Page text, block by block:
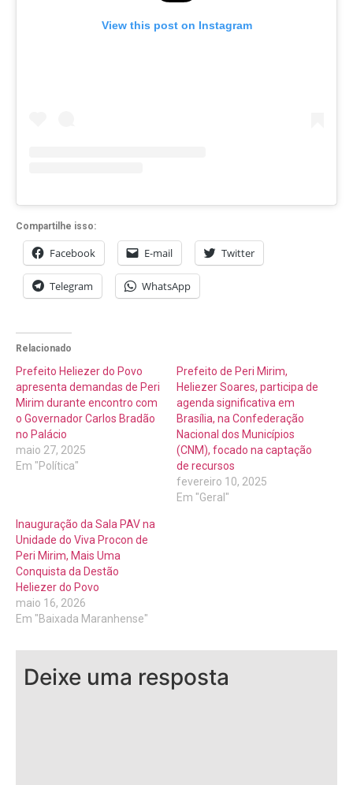
View this post on Instagram
Compartilhe isso:
Facebook E-mail Twitter
Telegram WhatsApp
Relacionado
Prefeito Heliezer do Povo
apresenta demandas de Peri
Mirim durante encontro com
o Governador Carlos Bradão
no Palácio
maio 27, 2025
Em "Política"
Prefeito de Peri Mirim,
Heliezer Soares, participa de
agenda significativa em
Brasília, na Confederação
Nacional dos Municípios
(CNM), focado na captação
de recursos
fevereiro 10, 2025
Em "Geral"
Inauguração da Sala PAV na
Unidade do Viva Procon de
Peri Mirim, Mais Uma
Conquista da Destão
Heliezer do Povo
maio 16, 2026
Em "Baixada Maranhense"
Deixe uma resposta